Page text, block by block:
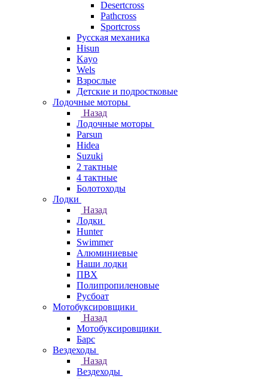
Desertcross
Pathcross
Sportcross
Русская механика
Hisun
Kayo
Wels
Взрослые
Детские и подростковые
Лодочные моторы
Назад
Лодочные моторы
Parsun
Hidea
Suzuki
2 тактные
4 тактные
Болотоходы
Лодки
Назад
Лодки
Hunter
Swimmer
Алюминиевые
Наши лодки
ПВХ
Полипропиленовые
Русбоат
Мотобуксировщики
Назад
Мотобуксировщики
Барс
Вездеходы
Назад
Вездеходы